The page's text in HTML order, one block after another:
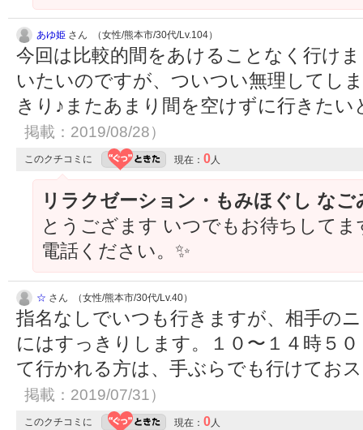
あゆ姫 さん （女性/熊本市/30代/Lv.104）
今回は比較的間をあけることなく行け
いたいのですが、ついつい無理してし
きり♪またあまり間を空けずに行きた
掲載：2019/08/28）
このクチコミに 現在： 0人
リラクゼーション・もみほぐし なご
とうござます いつでもお待ちして
電話ください。✨
☆ さん （女性/熊本市/30代/Lv.40）
指名なしでいつも行きますが、相手の
にはすっきりします。１０〜１４時５
て行かれる方は、手ぶらでも行けてお
掲載：2019/07/31）
このクチコミに 現在： 0人